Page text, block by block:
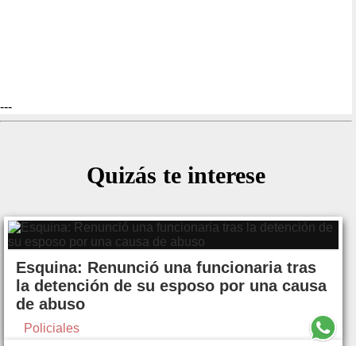
---
Quizás te interese
Esquina: Renunció una funcionaria tras
la detención de su esposo por una causa
de abuso
Policiales